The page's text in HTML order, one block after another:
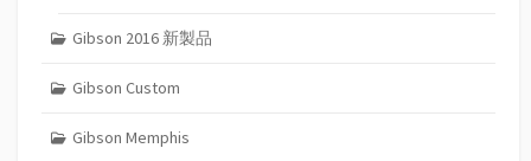
Gibson 2016 新製品
Gibson Custom
Gibson Memphis